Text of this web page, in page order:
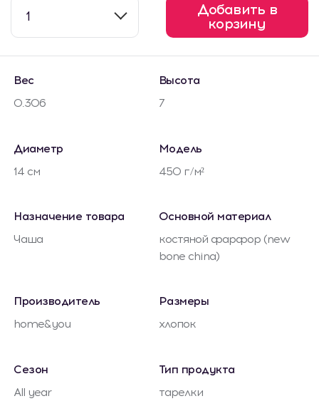
1
Добавить в
корзину
Вес
0.306
Высота
7
Диаметр
14 см
Модель
450 г/м²
Назначение товара
Чаша
Основной материал
костяной фарфор (new
bone china)
Производитель
home&you
Размеры
хлопок
Сезон
All year
Тип продукта
тарелки